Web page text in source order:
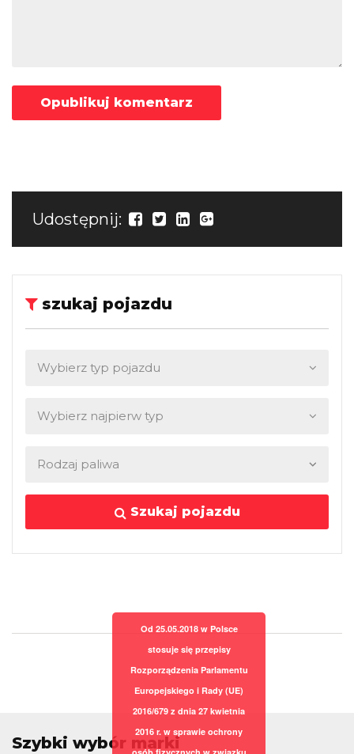
Udostępnij:
szukaj pojazdu
Szukaj pojazdu
Szybki wybór marki
Od 25.05.2018 w Polsce
stosuje się przepisy
Rozporządzenia Parlamentu
Europejskiego i Rady (UE)
2016/679 z dnia 27 kwietnia
2016 r. w sprawie ochrony